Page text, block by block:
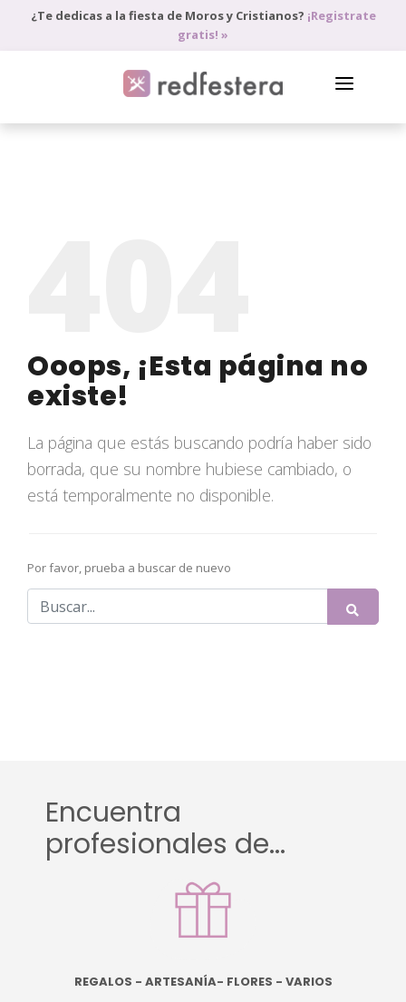
¿Te dedicas a la fiesta de Moros y Cristianos? ¡Registrate
gratis! »
Ooops, ¡Esta página no
existe!
La página que estás buscando podría haber sido
borrada, que su nombre hubiese cambiado, o
está temporalmente no disponible.
Por favor, prueba a buscar de nuevo
Encuentra
profesionales de...
REGALOS - ARTESANÍA- FLORES - VARIOS